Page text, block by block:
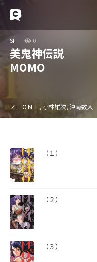
SF 0
美鬼神伝説
MOMO
Ｚ－ＯＮＥ, 小林雄次, 沖南数人
（１）
（２）
（３）